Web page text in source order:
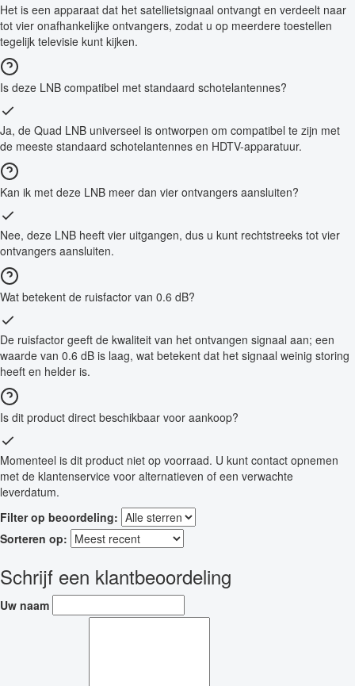
Het is een apparaat dat het satellietsignaal ontvangt en verdeelt naar
tot vier onafhankelijke ontvangers, zodat u op meerdere toestellen
tegelijk televisie kunt kijken.
Is deze LNB compatibel met standaard schotelantennes?
Ja, de Quad LNB universeel is ontworpen om compatibel te zijn met
de meeste standaard schotelantennes en HDTV-apparatuur.
Kan ik met deze LNB meer dan vier ontvangers aansluiten?
Nee, deze LNB heeft vier uitgangen, dus u kunt rechtstreeks tot vier
ontvangers aansluiten.
Wat betekent de ruisfactor van 0.6 dB?
De ruisfactor geeft de kwaliteit van het ontvangen signaal aan; een
waarde van 0.6 dB is laag, wat betekent dat het signaal weinig storing
heeft en helder is.
Is dit product direct beschikbaar voor aankoop?
Momenteel is dit product niet op voorraad. U kunt contact opnemen
met de klantenservice voor alternatieven of een verwachte
leverdatum.
Filter op beoordeling:
Sorteren op:
Schrijf een klantbeoordeling
Uw naam